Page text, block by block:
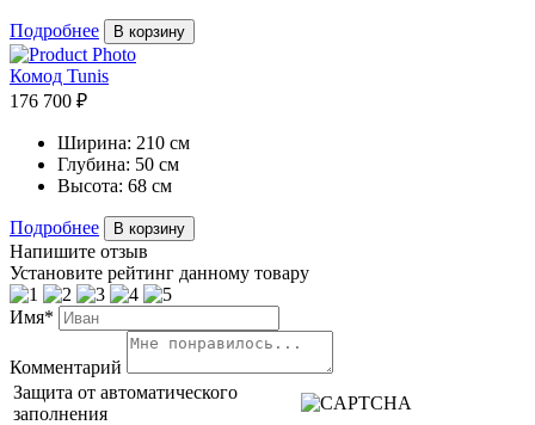
Подробнее В корзину
Комод Tunis
176 700 ₽
Ширина: 210 см
Глубина: 50 см
Высота: 68 см
Подробнее В корзину
Напишите отзыв
Установите рейтинг данному товару
Имя*
Комментарий
Защита от автоматического
заполнения